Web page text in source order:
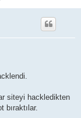
siteyi hackledikten
bıraktılar.